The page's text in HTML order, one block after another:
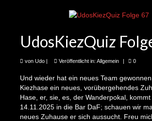
auf dem Schmollerplatz
21te Folge: Martin und das neue
Bóuchestraße
22te Folge: Jürgen und der Kiez-
23te Folge: Udo und die News
Baumscheibenfest
24te Folge: Claire und Jan-
UdosKiezQuiz
von Udo | Veröffentlicht in: Allgemein | 0
Und wieder hat ein neues Team
Kiezhase ein neues, vorübergehendes
Hase, er, sie, es, der Wanderpokal,
14.11.2025 in die Bar DaF; schauen wir
neues Zuhause er sich aussucht. Freu